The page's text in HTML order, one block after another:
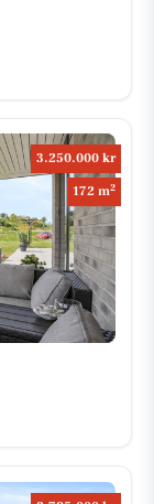
3.250.000 kr
172 m2